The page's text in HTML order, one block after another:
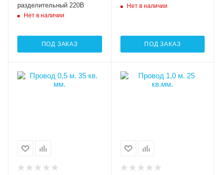
разделительный 220В
Нет в наличии
ПОД ЗАКАЗ
Нет в наличии
ПОД ЗАКАЗ